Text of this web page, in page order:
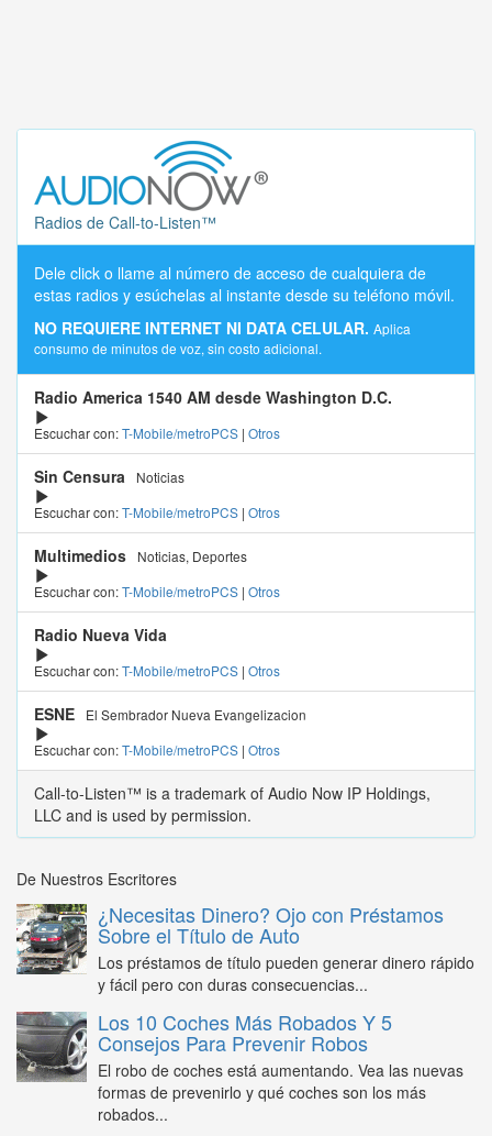
Radios de Call-to-Listen™
Dele click o llame al número de acceso de cualquiera de
estas radios y esúchelas al instante desde su teléfono móvil.
NO REQUIERE INTERNET NI DATA CELULAR. Aplica
consumo de minutos de voz, sin costo adicional.
Radio America 1540 AM desde Washington D.C.
Escuchar con:T-Mobile/metroPCS | Otros
Sin Censura
Noticias
Escuchar con:T-Mobile/metroPCS | Otros
Multimedios
Noticias, Deportes
Escuchar con:T-Mobile/metroPCS | Otros
Radio Nueva Vida
Escuchar con:T-Mobile/metroPCS | Otros
ESNE
El Sembrador Nueva Evangelizacion
Escuchar con:T-Mobile/metroPCS | Otros
Call-to-Listen™ is a trademark of Audio Now IP Holdings,
LLC and is used by permission.
De Nuestros Escritores
¿Necesitas Dinero? Ojo con Préstamos
Sobre el Título de Auto
Los préstamos de título pueden generar dinero rápido
y fácil pero con duras consecuencias...
Los 10 Coches Más Robados Y 5
Consejos Para Prevenir Robos
El robo de coches está aumentando. Vea las nuevas
formas de prevenirlo y qué coches son los más
robados...